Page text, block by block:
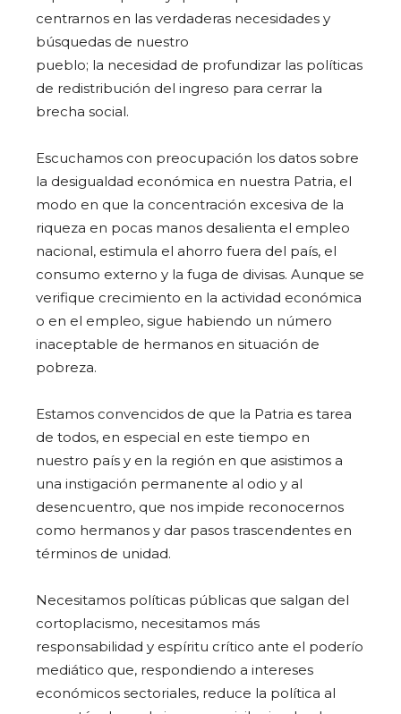
centrarnos en las verdaderas necesidades y
búsquedas de nuestro
pueblo; la necesidad de profundizar las políticas
de redistribución del ingreso para cerrar la
brecha social.
Escuchamos con preocupación los datos sobre
la desigualdad económica en nuestra Patria, el
modo en que la concentración excesiva de la
riqueza en pocas manos desalienta el empleo
nacional, estimula el ahorro fuera del país, el
consumo externo y la fuga de divisas. Aunque se
verifique crecimiento en la actividad económica
o en el empleo, sigue habiendo un número
inaceptable de hermanos en situación de
pobreza.
Estamos convencidos de que la Patria es tarea
de todos, en especial en este tiempo en
nuestro país y en la región en que asistimos a
una instigación permanente al odio y al
desencuentro, que nos impide reconocernos
como hermanos y dar pasos trascendentes en
términos de unidad.
Necesitamos políticas públicas que salgan del
cortoplacismo, necesitamos más
responsabilidad y espíritu crítico ante el poderío
mediático que, respondiendo a intereses
económicos sectoriales, reduce la política al